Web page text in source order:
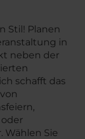
Stil! Planen
in
neben der
schafft das
Wählen Sie